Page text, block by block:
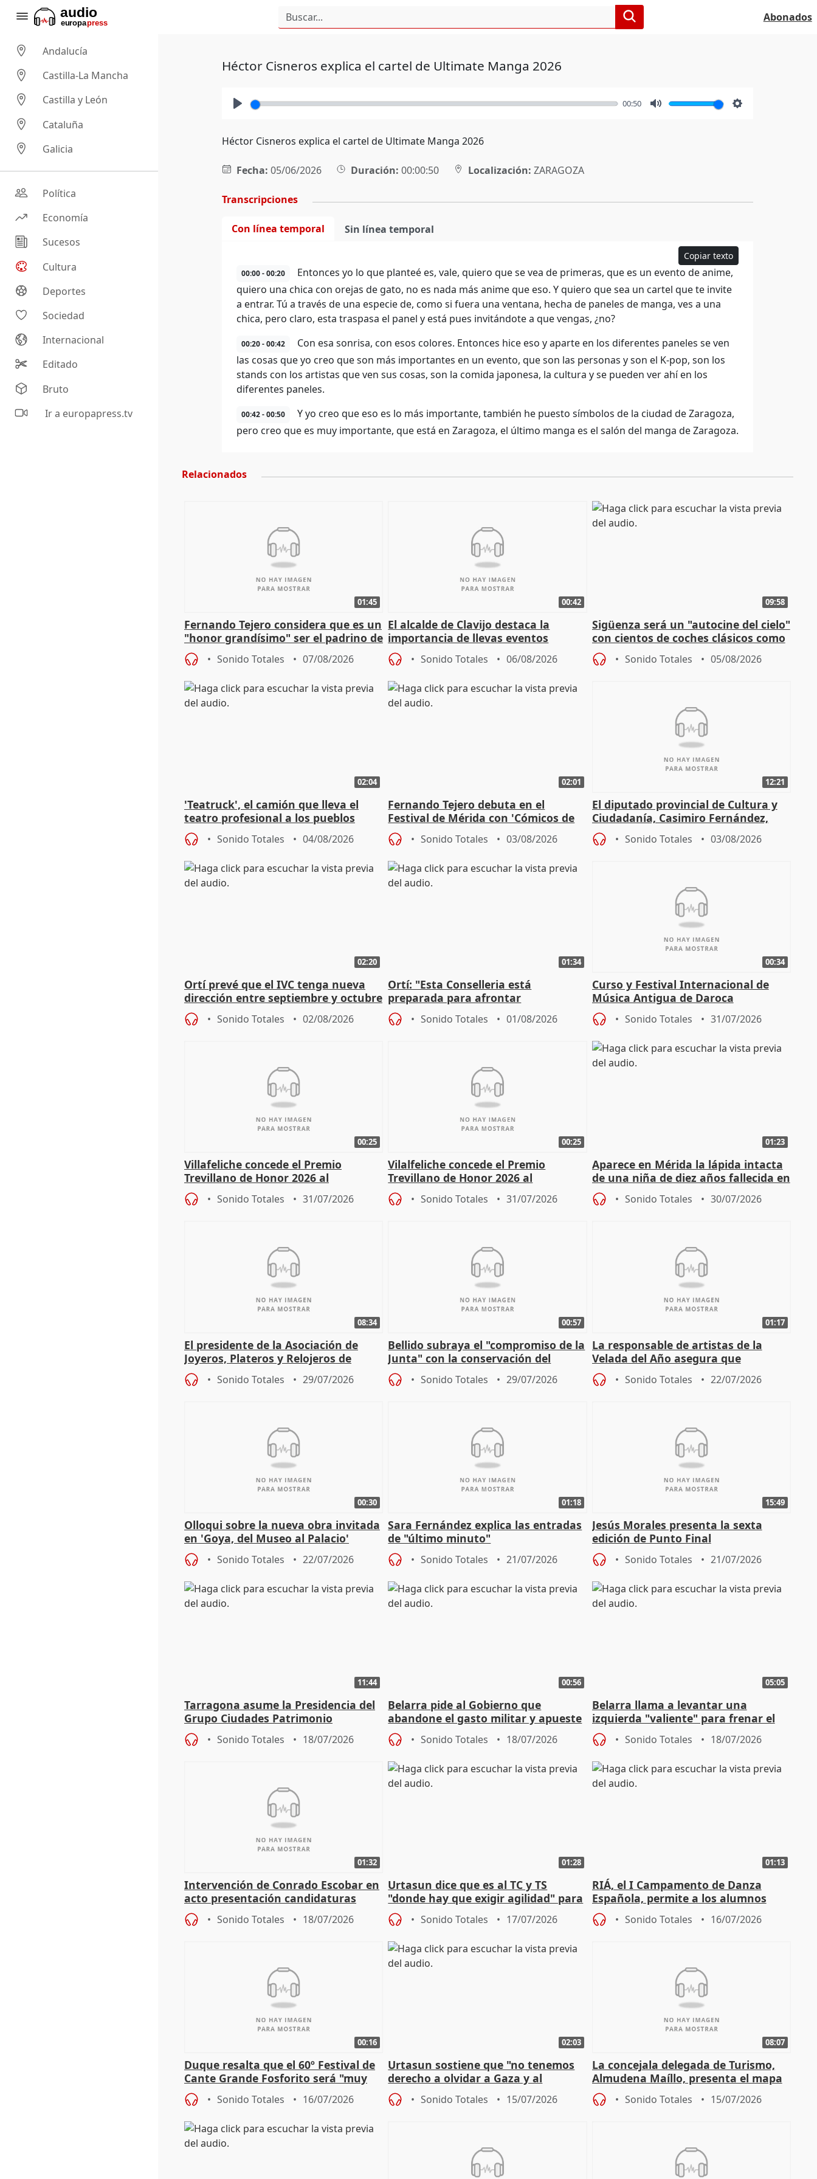
Abonados
Andalucía
Castilla-La Mancha
Castilla y León
Cataluña
Galicia
Política
Economía
Sucesos
Cultura
Deportes
Sociedad
Internacional
Editado
Bruto
Ir a europapress.tv
Héctor Cisneros explica el cartel de Ultimate Manga 2026
00:50
Héctor Cisneros explica el cartel de Ultimate Manga 2026
Fecha: 05/06/2026 Duración: 00:00:50 Localización: ZARAGOZA
Transcripciones
Con línea temporal Sin línea temporal
Copiar texto
00:00 - 00:20
Entonces yo lo que planteé es, vale, quiero que se vea de primeras, que es un evento de anime,
quiero una chica con orejas de gato, no es nada más anime que eso. Y quiero que sea un cartel que te invite
a entrar. Tú a través de una especie de, como si fuera una ventana, hecha de paneles de manga, ves a una
chica, pero claro, esta traspasa el panel y está pues invitándote a que vengas, ¿no?
00:20 - 00:42
Con esa sonrisa, con esos colores. Entonces hice eso y aparte en los diferentes paneles se ven
las cosas que yo creo que son más importantes en un evento, que son las personas y son el K-pop, son los
stands con los artistas que ven sus cosas, son la comida japonesa, la cultura y se pueden ver ahí en los
diferentes paneles.
00:42 - 00:50
Y yo creo que eso es lo más importante, también he puesto símbolos de la ciudad de Zaragoza,
pero creo que es muy importante, que está en Zaragoza, el último manga es el salón del manga de Zaragoza.
Relacionados
01:45
Fernando Tejero considera que es un
"honor grandísimo" ser el padrino de
la representación
Sonido Totales 07/08/2026
00:42
El alcalde de Clavijo destaca la
importancia de llevas eventos
culturales a los pueblos
Sonido Totales 06/08/2026
09:58
Sigüenza será un "autocine del cielo"
con cientos de coches clásicos como
espectadores
Sonido Totales 05/08/2026
02:04
'Teatruck', el camión que lleva el
teatro profesional a los pueblos
extremeños
Sonido Totales 04/08/2026
02:01
Fernando Tejero debuta en el
Festival de Mérida con 'Cómicos de
Roma': "Strabo me ha escogido"
Sonido Totales 03/08/2026
12:21
El diputado provincial de Cultura y
Ciudadanía, Casimiro Fernández,
sobre el balance de entradas
Sonido Totales 03/08/2026
02:20
Ortí prevé que el IVC tenga nueva
dirección entre septiembre y octubre
Sonido Totales 02/08/2026
01:34
Ortí: "Esta Conselleria está
preparada para afrontar
absolutamente todos los escenarios"
Sonido Totales 01/08/2026
00:34
Curso y Festival Internacional de
Música Antigua de Daroca
Sonido Totales 31/07/2026
00:25
Villafeliche concede el Premio
Trevillano de Honor 2026 al
periodista Xabier Fortes
Sonido Totales 31/07/2026
00:25
Vilalfeliche concede el Premio
Trevillano de Honor 2026 al
periodista Xabier Fortes
Sonido Totales 31/07/2026
01:23
Aparece en Mérida la lápida intacta
de una niña de diez años fallecida en
el año 519 d.C.
Sonido Totales 30/07/2026
08:34
El presidente de la Asociación de
Joyeros, Plateros y Relojeros de
Córdoba celebra la IGP
Sonido Totales 29/07/2026
00:57
Bellido subraya el "compromiso de la
Junta" con la conservación del
patrimonio en Córdoba
Sonido Totales 29/07/2026
01:17
La responsable de artistas de la
Velada del Año asegura que
"Andalucía está muy presente" en la
cita
Sonido Totales 22/07/2026
00:30
Olloqui sobre la nueva obra invitada
en 'Goya, del Museo al Palacio'
Sonido Totales 22/07/2026
01:18
Sara Fernández explica las entradas
de "último minuto"
Sonido Totales 21/07/2026
15:49
Jesús Morales presenta la sexta
edición de Punto Final
Sonido Totales 21/07/2026
11:44
Tarragona asume la Presidencia del
Grupo Ciudades Patrimonio
Sonido Totales 18/07/2026
00:56
Belarra pide al Gobierno que
abandone el gasto militar y apueste
"de verdad" por la cultura
Sonido Totales 18/07/2026
05:05
Belarra llama a levantar una
izquierda "valiente" para frenar el
avance de la extrema derecha
Sonido Totales 18/07/2026
01:32
Intervención de Conrado Escobar en
acto presentación candidaturas
alcaldes PP para 2027
Sonido Totales 18/07/2026
01:28
Urtasun dice que es al TC y TS
"donde hay que exigir agilidad" para
aplicar la Ley de Amnistía
Sonido Totales 17/07/2026
01:13
RIÁ, el I Campamento de Danza
Española, permite a los alumnos
"sacar su talento a flor de piel"
Sonido Totales 16/07/2026
00:16
Duque resalta que el 60º Festival de
Cante Grande Fosforito será "muy
especial" tras su pérdida
Sonido Totales 16/07/2026
02:03
Urtasun sostiene que "no tenemos
derecho a olvidar a Gaza y al
genocidio"
Sonido Totales 15/07/2026
08:07
La concejala delegada de Turismo,
Almudena Maíllo, presenta el mapa
'Nuevas comedias madrileñas'
Sonido Totales 15/07/2026